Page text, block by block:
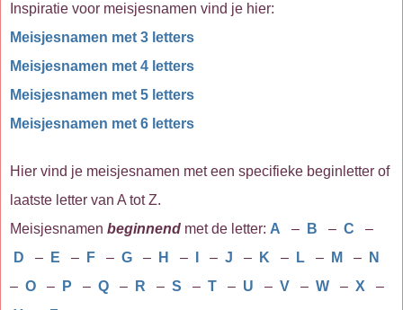
Inspiratie voor meisjesnamen vind je hier:
Meisjesnamen met 3 letters
Meisjesnamen met 4 letters
Meisjesnamen met 5 letters
Meisjesnamen met 6 letters
Hier vind je meisjesnamen met een specifieke beginletter of
laatste letter van A tot Z.
Meisjesnamen beginnend met de letter: A – B – C
–
D
– E – F – G – H – – J – K – L – M –
N
– O – P – Q – R – S – T – U – V – W – X
–